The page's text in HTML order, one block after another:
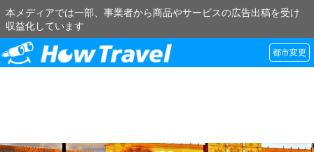
本メディアでは一部、事業者から商品やサービスの広告出稿を受け
収益化しています
都市変更